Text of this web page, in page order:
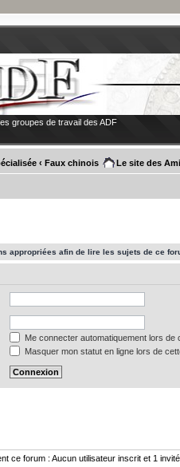
groupes de travail des ADF
‹ Faux chinois Le site des
appropriées afin de lire les sujets de ce
Me connecter automatiquement lors de
Masquer mon statut en ligne lors de
ce forum : Aucun utilisateur inscrit et 1 invité